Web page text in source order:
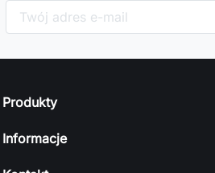
Produkty
Informacje